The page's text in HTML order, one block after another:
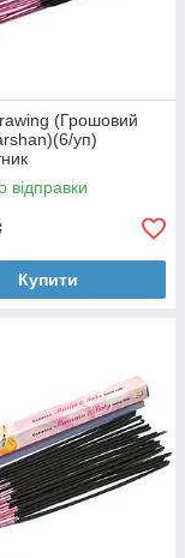
(Грошовий
уп)
відправки
Купити